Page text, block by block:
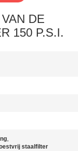
DE
150 P.S.I.
,
staalfilter